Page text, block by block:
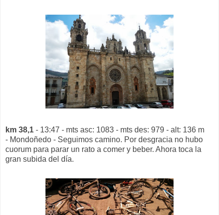
km 38,1 - 13:47 - mts asc: 1083 - mts des: 979 - alt: 136 m
- Mondoñedo - Seguimos camino. Por desgracia no hubo
cuorum para parar un rato a comer y beber. Ahora toca la
gran subida del día.